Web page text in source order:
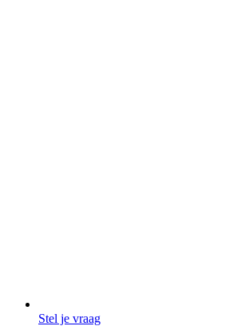
Stel je vraag